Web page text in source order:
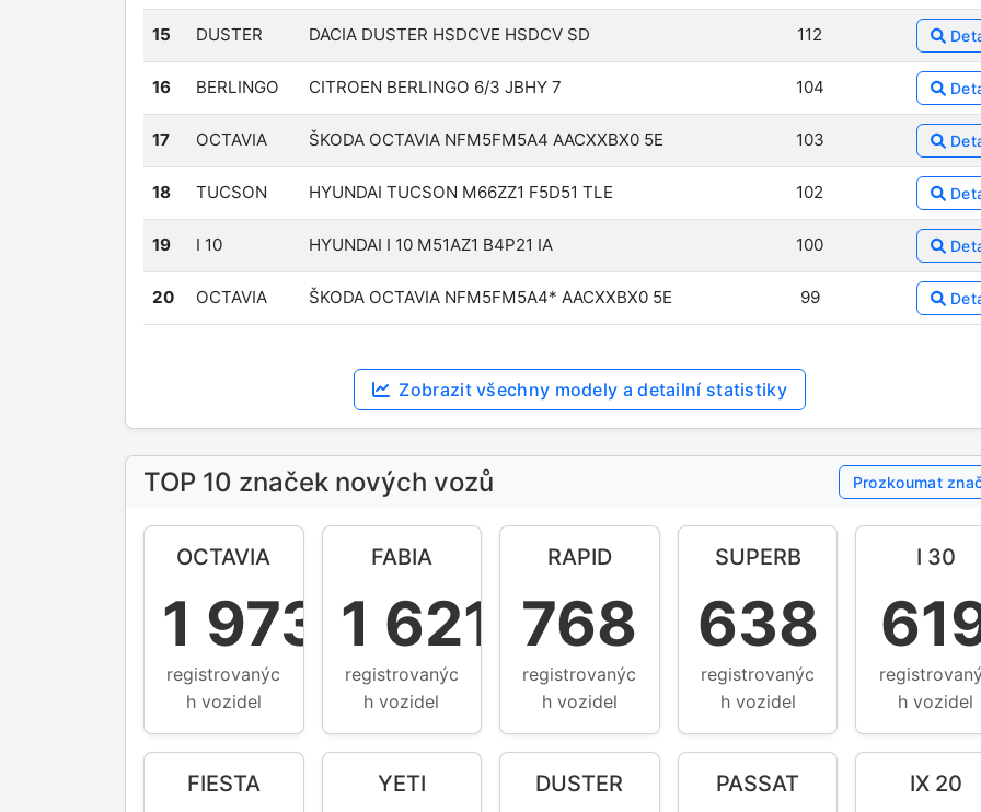
15 DUSTER DACIA DUSTER HSDCVE HSDCV SD 112
16 BERLINGO CITROEN BERLINGO 6/3 JBHY 7 104
17 OCTAVIA ŠKODA OCTAVIA NFM5FM5A4 AACXXBX0 5E 103
18 TUCSON HYUNDAI TUCSON M66ZZ1 F5D51 TLE 102
19 I 10 HYUNDAI I 10 M51AZ1 B4P21 IA 100
20 OCTAVIA ŠKODA OCTAVIA NFM5FM5A4* AACXXBX0 5E 99
Zobrazit všechny modely a detailní statistiky
TOP 10 značek nových vozů Prozkoumat
OCTAVIA
1 973
registrovanýc
h vozidel
FABIA
1 621
registrovanýc
h vozidel
RAPID
768
registrovanýc
h vozidel
SUPERB
638
registrovanýc
h vozidel
I 30
h vozidel
FIESTA YETI DUSTER PASSAT IX 20